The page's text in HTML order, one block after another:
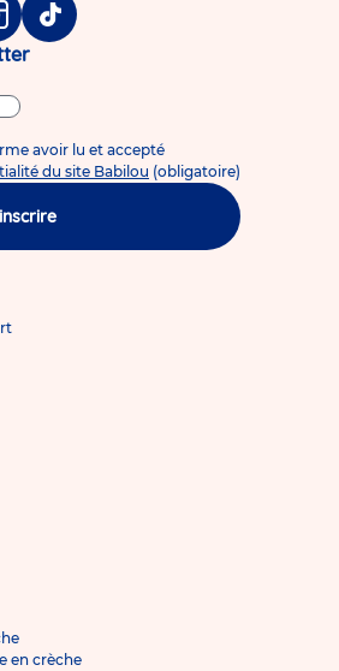
Tiktok
avoir lu et accepté
du site Babilou (obligatoire)
en crèche